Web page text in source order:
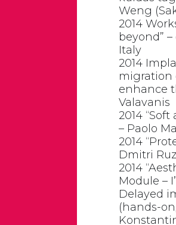
Weng
2014
beyond”
Italy
2014
migration
enhance
Valavanis
2014
– Paolo
2014
Dmitri
2014
Module –
Delayed
(hands-